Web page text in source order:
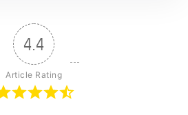
4.4
Article Rating